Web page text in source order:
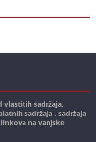
vlastitih sadržaja,
sadržaja , sadržaja
na vanjske